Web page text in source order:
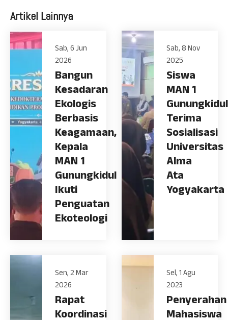
Artikel Lainnya
Sab, 6 Jun
2026
Bangun
Kesadaran
Ekologis
Berbasis
Keagamaan,
Kepala
MAN 1
Gunungkidul
Ikuti
Penguatan
Ekoteologi
Sab, 8 Nov
2025
Siswa
MAN 1
Gunungkidul
Terima
Sosialisasi
Universitas
Alma
Ata
Yogyakarta
Sen, 2 Mar
2026
Rapat
Koordinasi
Sel, 1 Agu
2023
Penyerahan
Mahasiswa